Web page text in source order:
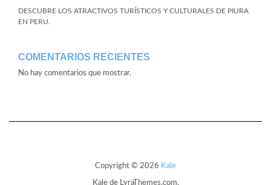
DESCUBRE LOS ATRACTIVOS TURÍSTICOS Y CULTURALES DE PIURA
EN PERU.
COMENTARIOS RECIENTES
No hay comentarios que mostrar.
Copyright © 2026 Kale
Kalede LyraThemes.com.